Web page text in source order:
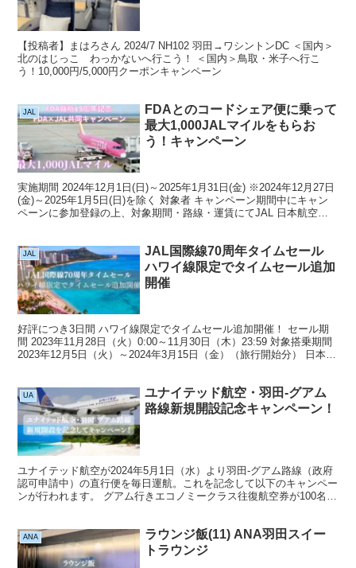
【投稿者】まはろさん 2024/7 NH102 羽田→ワシントンDC ＜国内＞
北のはじっこ わっかないへ行こう！ ＜国内＞鳥取・米子へ行こ
う！10,000円/5,000円クーポンキャンペーン
JAL
FDAとのコードシェア便に乗って
最大1,000JALマイルをもらお
う！キャンペーン
実施期間 2024年12月1日(日)～2025年1月31日(金) ※2024年12月27日
(金)～2025年1月5日(日)を除く 対象者 キャンペーン期間中にキャン
ペーンに参加登録の上、対象期間・路線・運賃にてJAL 日本航空の
JAL
JAL国際線70周年タイムセール
ハワイ線限定でタイムセール追加
開催
好評につき3日間 ハワイ線限定でタイムセール追加開催！ セール期
間 2023年11月28日（火）0:00～11月30日（木）23:59 対象搭乗期間
2023年12月5日（火）～2024年3月15日（金）（旅行開始分） 日本国
UA
ユナイテッド航空・羽田-グアム
路線新規開設記念キャンペーン！
ユナイテッド航空が2024年5月1日（水）より羽田-グアム路線（政府
認可申請中）の直行便を毎日運航。これを記念して以下のキャンペー
ンが行われます。 グアム行きエコノミークラス往復航空券が100名に
ANA
ラウンジ飯(11) ANA羽田スイー
トラウンジ